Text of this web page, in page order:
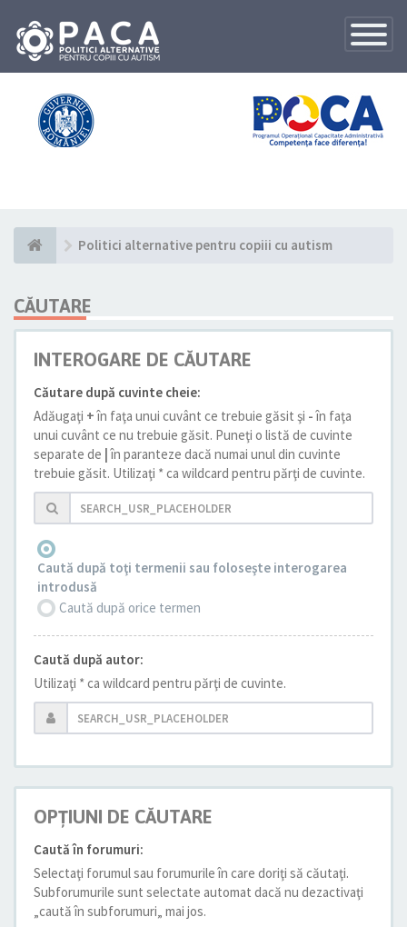
Toggle
Politici alternative pentru copiii cu autism
CĂUTARE
INTEROGARE DE CĂUTARE
Căutare după cuvinte cheie:
Adăugaţi +în faţa unui cuvânt ce trebuie găsit şi -în faţa
unui cuvânt ce nu trebuie găsit. Puneţi o listă de cuvinte
separate de |în paranteze dacă numai unul din cuvinte
trebuie găsit. Utilizaţi * ca wildcard pentru părţi de cuvinte.
Caută după toţi termenii sau foloseşte interogarea
introdusă
Caută după orice termen
Caută după autor:
Utilizaţi * ca wildcard pentru părţi de cuvinte.
OPŢIUNI DE CĂUTARE
Caută în forumuri:
Selectaţi forumul sau forumurile în care doriţi să căutaţi.
Subforumurile sunt selectate automat dacă nu dezactivaţi
„caută în subforumuri„ mai jos.